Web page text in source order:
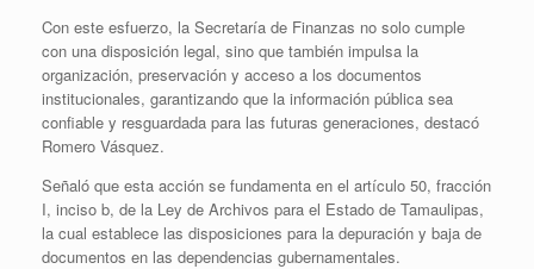
Con este esfuerzo, la Secretaría de Finanzas no solo cumple
con una disposición legal, sino que también impulsa la
organización, preservación y acceso a los documentos
institucionales, garantizando que la información pública sea
confiable y resguardada para las futuras generaciones, destacó
Romero Vásquez.
Señaló que esta acción se fundamenta en el artículo 50, fracción
I, inciso b, de la Ley de Archivos para el Estado de Tamaulipas,
la cual establece las disposiciones para la depuración y baja de
documentos en las dependencias gubernamentales.